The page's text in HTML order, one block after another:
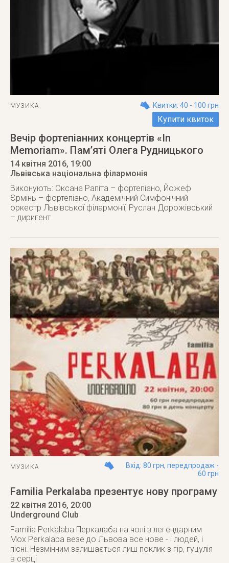
МУЗИКА Квитки: 40 - 100 грн
Купити квиток
Вечір фортепіанних концертів «In
Memoriam». Пам’яті Олега Рудницького
14 квітня 2016, 19:00
Львівська національна філармонія
Виконують: Оксана Рапіта – фортепіано, Йожеф
Єрмінь – фортепіано, Академічний Симфонічний
оркестр Львівської філармонії, Руслан Дорожівський
– диригент
МУЗИКА
Вхід: 80 грн, передпродаж -
60 грн
Familia Perkalaba презентує нову програму
22 квітня 2016, 20:00
Underground Club
Familia Perkalaba Перкалаба на чолі з легендарним
Mox Perkalaba везе до Львова все нове - і людей, і
пісні. Незмінним залишається лиш поклик з гір, гуцулія
в серці